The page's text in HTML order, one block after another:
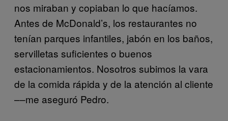
nos miraban y copiaban lo que hacíamos.
Antes de McDonald’s, los restaurantes no
tenían parques infantiles, jabón en los baños,
servilletas suficientes o buenos
estacionamientos. Nosotros subimos la vara
de la comida rápida y de la atención al cliente
––me aseguró Pedro.